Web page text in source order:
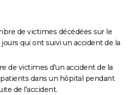
de victimes décédées sur le
qui ont suivi un accident de la
de victimes d'un accident de la
dans un hôpital pendant
de l'accident.